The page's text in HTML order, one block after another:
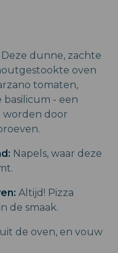
Deze dunne, zachte
oven
tomaten,
basilicum - een
worden door
Napels, waar deze
Altijd! Pizza
de smaak.
de oven, en vouw